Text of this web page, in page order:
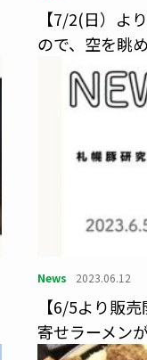
【7/2(日）よ
ので、空を眺
News 2023.06.12
【6/5より販
寄せラーメン